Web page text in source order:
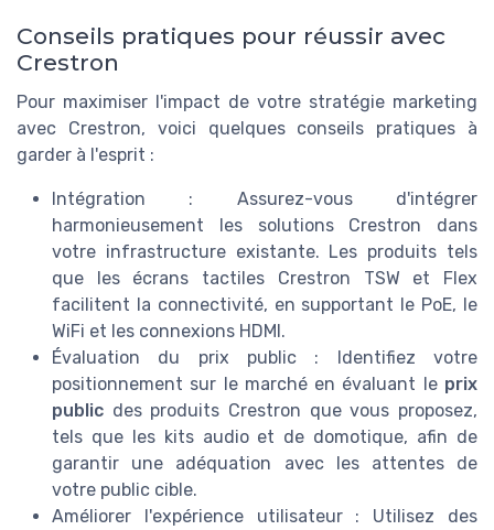
Conseils pratiques pour réussir avec
Crestron
Pour maximiser l'impact de votre stratégie marketing
avec Crestron, voici quelques conseils pratiques à
garder à l'esprit :
Intégration : Assurez-vous d'intégrer
harmonieusement les solutions Crestron dans
votre infrastructure existante. Les produits tels
que les écrans tactiles Crestron TSW et Flex
facilitent la connectivité, en supportant le PoE, le
WiFi et les connexions HDMI.
Évaluation du prix public : Identifiez votre
positionnement sur le marché en évaluant le prix
public des produits Crestron que vous proposez,
tels que les kits audio et de domotique, afin de
garantir une adéquation avec les attentes de
votre public cible.
Améliorer l'expérience utilisateur : Utilisez des